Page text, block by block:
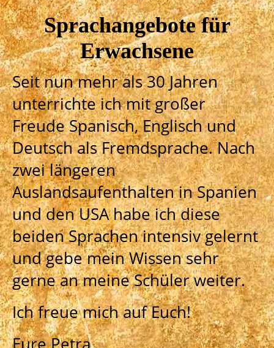
Sprachangebote für
Erwachsene
Seit nun mehr als 30 Jahren
unterrichte ich mit großer
Freude Spanisch, Englisch und
Deutsch als Fremdsprache. Nach
zwei längeren
Auslandsaufenthalten in Spanien
und den USA habe ich diese
beiden Sprachen intensiv gelernt
und gebe mein Wissen sehr
gerne an meine Schüler weiter.
Ich freue mich auf Euch!